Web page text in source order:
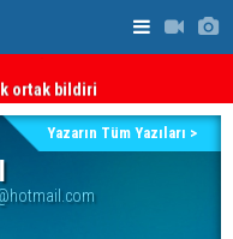
ortak bildiri
Yazarın Tüm Yazıları >